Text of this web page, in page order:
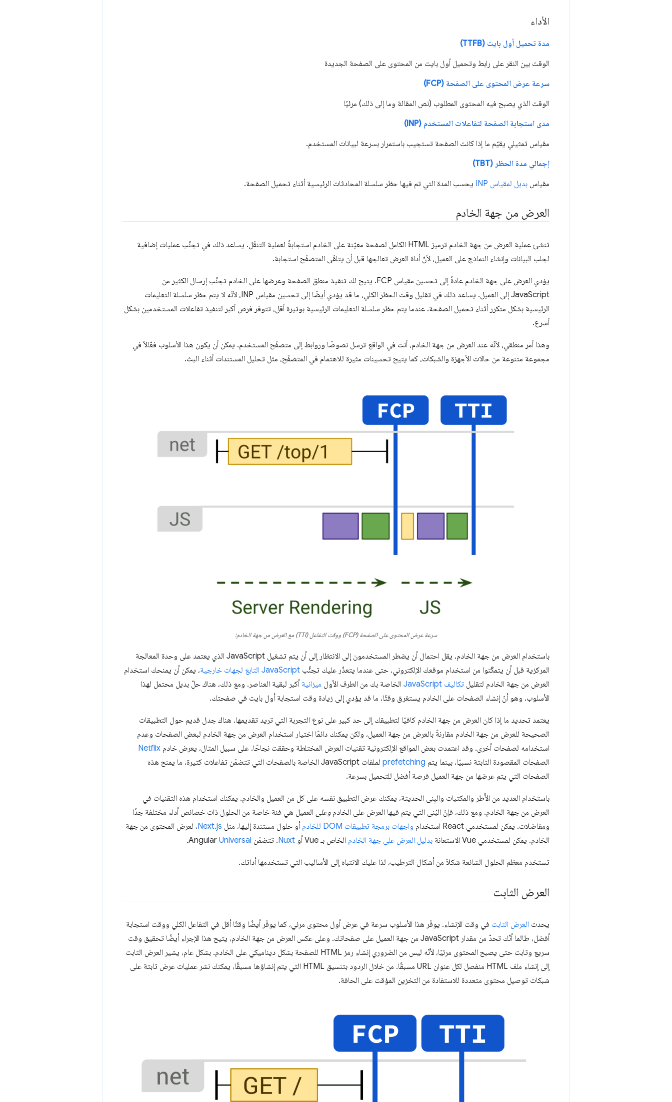
الأداء
مدة تحميل أول بايت (TTFB)
الوقت بين النقر على رابط وتحميل أول بايت من المحتوى على الصفحة الجديدة
سرعة عرض المحتوى على الصفحة (FCP)
الوقت الذي يصبح فيه المحتوى المطلوب (نص المقالة وما إلى ذلك) مرئيًا
مدى استجابة الصفحة لتفاعلات المستخدم (INP)
مقياس تمثيلي يقيّم ما إذا كانت الصفحة تستجيب باستمرار بسرعة لبيانات المستخدم.
إجمالي مدة الحظر (TBT)
مقياس بديل لمقياس INP يحسب المدة التي تم فيها حظر سلسلة المحادثات الرئيسية أثناء تحميل الصفحة.
العرض من جهة الخادم
تنشئ عملية العرض من جهة الخادم ترميز HTML الكامل لصفحة معيّنة على الخادم استجابةً لعملية التنقّل. يساعد ذلك في تجنُّب عمليات إضافية
لجلب البيانات وإنشاء النماذج على العميل، لأنّ أداة العرض تعالجها قبل أن يتلقّى المتصفّح استجابة.
يؤدي العرض على جهة الخادم عادةً إلى تحسين مقياس FCP. يتيح لك تنفيذ منطق الصفحة وعرضها على الخادم تجنُّب إرسال الكثير من
JavaScript إلى العميل. يساعد ذلك في تقليل وقت الحظر الكلي، ما قد يؤدي أيضًا إلى تحسين مقياس INP، لأنّه لا يتم حظر سلسلة التعليمات
الرئيسية بشكل متكرر أثناء تحميل الصفحة. عندما يتم حظر سلسلة التعليمات الرئيسية بوتيرة أقل، تتوفر فرص أكبر لتنفيذ تفاعلات المستخدمين بشكل
أسرع.
وهذا أمر منطقي، لأنّه عند العرض من جهة الخادم، أنت في الواقع ترسل نصوصًا وروابط إلى متصفّح المستخدم. يمكن أن يكون هذا الأسلوب فعّالاً في
مجموعة متنوعة من حالات الأجهزة والشبكات، كما يتيح تحسينات مثيرة للاهتمام في المتصفّح، مثل تحليل المستندات أثناء البث.
سرعة عرض المحتوى على الصفحة (FCP) ووقت التفاعل (TTI) مع العرض من جهة الخادم:
باستخدام العرض من جهة الخادم، يقل احتمال أن يضطر المستخدمون إلى الانتظار إلى أن يتم تشغيل JavaScript الذي يعتمد على وحدة المعالجة
المركزية قبل أن يتمكّنوا من استخدام موقعك الإلكتروني. حتى عندما يتعذّر عليك تجنُّب JavaScript التابع لجهات خارجية
، يمكن أن يمنحك استخدام
العرض من جهة الخادم لتقليل تكاليف JavaScript الخاصة بك من الطرف الأول ميزانية أكبر لبقية العناصر. ومع ذلك، هناك حلّ بديل محتمل لهذا
الأسلوب، وهو أنّ إنشاء الصفحات على الخادم يستغرق وقتًا، ما قد يؤدي إلى زيادة وقت استجابة أول بايت في صفحتك.
يعتمد تحديد ما إذا كان العرض من جهة الخادم كافيًا لتطبيقك إلى حد كبير على نوع التجربة التي تريد تقديمها. هناك جدل قديم حول التطبيقات
الصحيحة للعرض من جهة الخادم مقارنةً بالعرض من جهة العميل، ولكن يمكنك دائمًا اختيار استخدام العرض من جهة الخادم لبعض الصفحات وعدم
استخدامه لصفحات أخرى. وقد اعتمدت بعض المواقع الإلكترونية تقنيات العرض المختلطة وحققت نجاحًا. على سبيل المثال، يعرض خادم Netflix
الصفحات المقصودة الثابتة نسبيًا، بينما يتم prefetching
لملفات JavaScript الخاصة بالصفحات التي تتضمّن تفاعلات كثيرة، ما يمنح هذه
الصفحات التي يتم عرضها من جهة العميل فرصة أفضل للتحميل بسرعة.
باستخدام العديد من الأُطر والمكتبات والبِنى الحديثة، يمكنك عرض التطبيق نفسه على كل من العميل والخادم. يمكنك استخدام هذه التقنيات في
العرض من جهة الخادم. ومع ذلك، فإنّ البُنى التي يتم فيها العرض على الخادموعلى العميل هي فئة خاصة من الحلول ذات خصائص أداء مختلفة جدًا
ومفاضلات. يمكن لمستخدمي React استخدام
واجهات برمجة تطبيقات DOM للخادم أو حلول مستندة إليها، مثل Next.js، لعرض المحتوى من جهة
الخادم. يمكن لمستخدمي Vue الاستعانة
بدليل العرض على جهة الخادم الخاص بـ Vue أو Nuxt. تتضمّن Angular Universal
.
تستخدم معظم الحلول الشائعة شكلاً من أشكال الترطيب، لذا عليك الانتباه إلى الأساليب التي تستخدمها أداتك.
العرض الثابت
يحدث العرض الثابت في وقت الإنشاء. يوفّر هذا الأسلوب سرعة في عرض أول محتوى مرئي، كما يوفّر أيضًا وقتًا أقل في التفاعل الكلي ووقت استجابة
أفضل، طالما أنّك تحدّ من مقدار JavaScript من جهة العميل على صفحاتك. وعلى عكس العرض من جهة الخادم، يتيح هذا الإجراء أيضًا تحقيق وقت
سريع وثابت حتى يصبح المحتوى مرئيًا، لأنّه ليس من الضروري إنشاء رمز HTML للصفحة بشكل ديناميكي على الخادم. بشكل عام، يشير العرض الثابت
إلى إنشاء ملف HTML منفصل لكل عنوان URL مسبقًا. من خلال الردود بتنسيق HTML التي يتم إنشاؤها مسبقًا، يمكنك نشر عمليات عرض ثابتة على
شبكات توصيل محتوى متعددة للاستفادة من التخزين المؤقت على الحافة.